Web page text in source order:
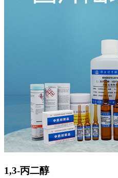
1,3-丙二醇